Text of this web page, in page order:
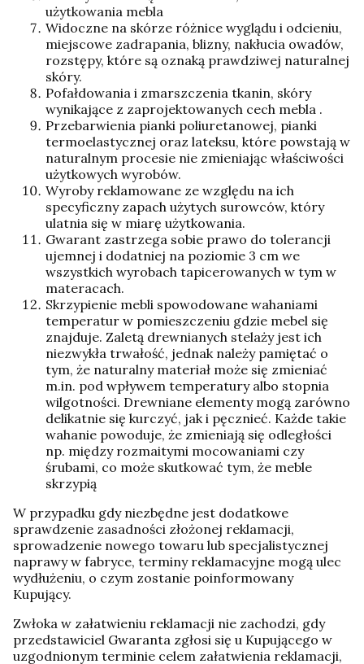
użytkowania mebla
Widoczne na skórze różnice wyglądu i odcieniu,
miejscowe zadrapania, blizny, nakłucia owadów,
rozstępy, które są oznaką prawdziwej naturalnej
skóry.
Pofałdowania i zmarszczenia tkanin, skóry
wynikające z zaprojektowanych cech mebla .
Przebarwienia pianki poliuretanowej, pianki
termoelastycznej oraz lateksu, które powstają w
naturalnym procesie nie zmieniając właściwości
użytkowych wyrobów.
Wyroby reklamowane ze względu na ich
specyficzny zapach użytych surowców, który
ulatnia się w miarę użytkowania.
Gwarant zastrzega sobie prawo do tolerancji
ujemnej i dodatniej na poziomie 3 cm we
wszystkich wyrobach tapicerowanych w tym w
materacach.
Skrzypienie mebli spowodowane wahaniami
temperatur w pomieszczeniu gdzie mebel się
znajduje. Zaletą drewnianych stelaży jest ich
niezwykła trwałość, jednak należy pamiętać o
tym, że naturalny materiał może się zmieniać
m.in. pod wpływem temperatury albo stopnia
wilgotności. Drewniane elementy mogą zarówno
delikatnie się kurczyć, jak i pęcznieć. Każde takie
wahanie powoduje, że zmieniają się odległości
np. między rozmaitymi mocowaniami czy
śrubami, co może skutkować tym, że meble
skrzypią
W przypadku gdy niezbędne jest dodatkowe
sprawdzenie zasadności złożonej reklamacji,
sprowadzenie nowego towaru lub specjalistycznej
naprawy w fabryce, terminy reklamacyjne mogą ulec
wydłużeniu, o czym zostanie poinformowany
Kupujący.
Zwłoka w załatwieniu reklamacji nie zachodzi, gdy
przedstawiciel Gwaranta zgłosi się u Kupującego w
uzgodnionym terminie celem załatwienia reklamacji,